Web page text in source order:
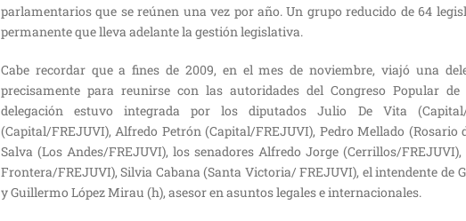
parlamentarios que se reúnen una vez por año. Un grupo reducido de 64
permanente que lleva adelante la gestión legislativa.
Cabe recordar que a fines de 2009, en el mes de noviembre, viajó una
precisamente para reunirse con las autoridades del Congreso Popular
delegación estuvo integrada por los diputados Julio De Vita
(Capital/FREJUVI), Alfredo Petrón (Capital/FREJUVI), Pedro Mellado (Rosario
Salva (Los Andes/FREJUVI), los senadores Alfredo Jorge (Cerrillos/
Frontera/FREJUVI), Silvia Cabana (Santa Victoria/ FREJUVI), el intendente de
y Guillermo López Mirau (h), asesor en asuntos legales e internacionales.